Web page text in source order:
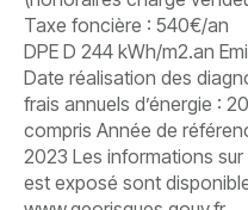
Taxe foncière : 540€/an
DPE D 244 kWh/m2.an
Date réalisation des
frais annuels d’énergie :
compris Année de
2023 Les informations
est exposé sont